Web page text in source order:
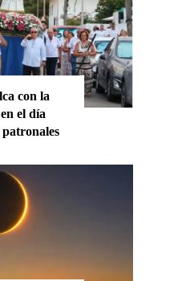
con la
el día
patronales